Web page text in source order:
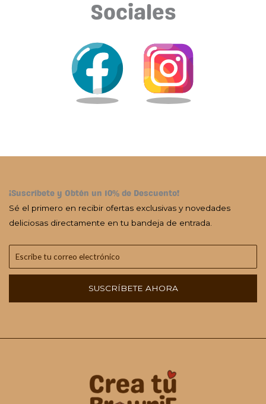
Sociales
¡Suscríbete y Obtén un 10% de Descuento!
Sé el primero en recibir ofertas exclusivas y novedades
deliciosas directamente en tu bandeja de entrada.
SUSCRÍBETE AHORA